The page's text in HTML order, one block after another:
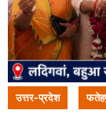
उत्तर-प्रदेश